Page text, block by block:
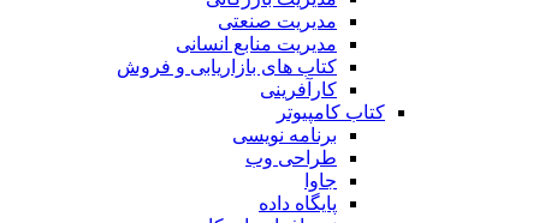
مدیریت صنعتی
مدیریت منابع انسانی
کتاب های بازاریابی و فروش
کارآفرینی
کتاب کامپیوتر
برنامه نویسی
طراحی وب
جاوا
پایگاه داده